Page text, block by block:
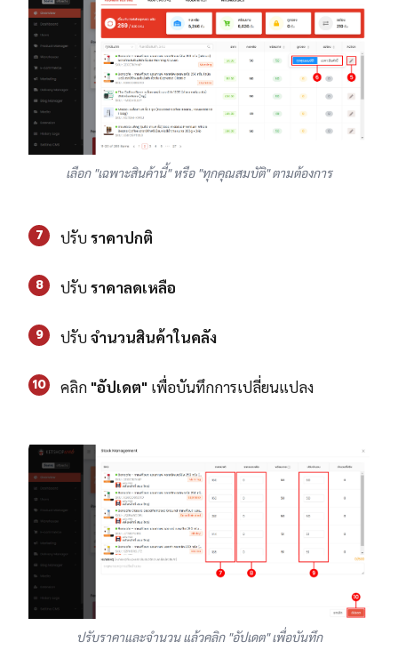
เลือก "เฉพาะสินค้านี้" หรือ "ทุกคุณสมบัติ" ตามต้องการ
7 ปรับราคาปกติ
8 ปรับราคาลดเหลือ
9 ปรับจำนวนสินค้าในคลัง
10 คลิก "อัปเดต" เพื่อบันทึกการเปลี่ยนแปลง
ปรับราคาและจำนวน แล้วคลิก "อัปเดต" เพื่อบันทึก